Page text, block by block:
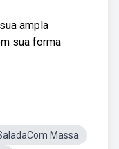
ampla
sua forma
Massa